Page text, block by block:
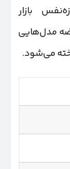
بازار
مدل‌هایی